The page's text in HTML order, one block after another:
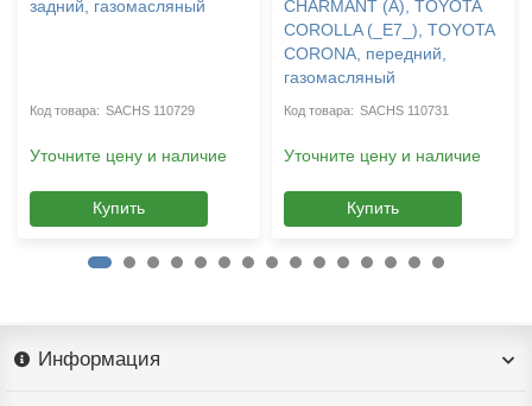
задний, газомасляный
SACHS 110729
Уточните цену и наличие
Купить
CHARMANT (A), TOYOTA
COROLLA (_E7_), TOYOTA
CORONA, передний,
газомасляный
SACHS 110731
Уточните цену и наличие
Купить
Информация